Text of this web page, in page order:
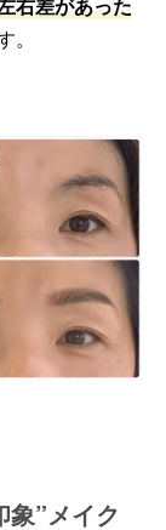
。
象”メイク